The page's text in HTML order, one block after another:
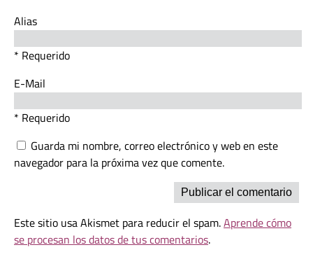
Alias
* Requerido
E-Mail
* Requerido
Guarda mi nombre, correo electrónico y web en este
navegador para la próxima vez que comente.
Este sitio usa Akismet para reducir el spam.Aprende cómo
se procesan los datos de tus comentarios.